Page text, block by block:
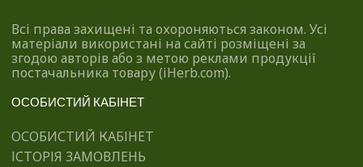
Всі права захищені та охороняються законом. Усі
матеріали використані на сайті розміщені за
згодою авторів або з метою реклами продукції
постачальника товару (iHerb.com).
ОСОБИСТИЙ КАБІНЕТ
ОСОБИСТИЙ КАБІНЕТ
ІСТОРІЯ ЗАМОВЛЕНЬ